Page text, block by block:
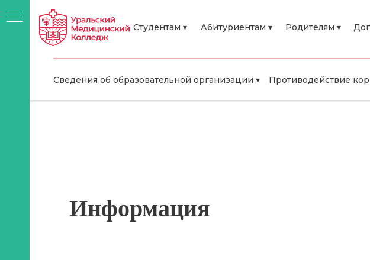
Студентам ▾ Абитуриентам ▾ Родителям ▾
Сведения об образовательной организации ▾ Противодействие
Информация